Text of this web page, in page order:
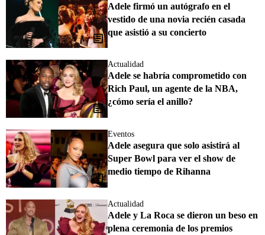
Adele firmó un autógrafo en el
vestido de una novia recién casada
que asistió a su concierto
Actualidad
Adele se habría comprometido con
Rich Paul, un agente de la NBA,
¿cómo sería el anillo?
Eventos
Adele asegura que solo asistirá al
Super Bowl para ver el show de
medio tiempo de Rihanna
Actualidad
Adele y La Roca se dieron un beso en
plena ceremonia de los premios